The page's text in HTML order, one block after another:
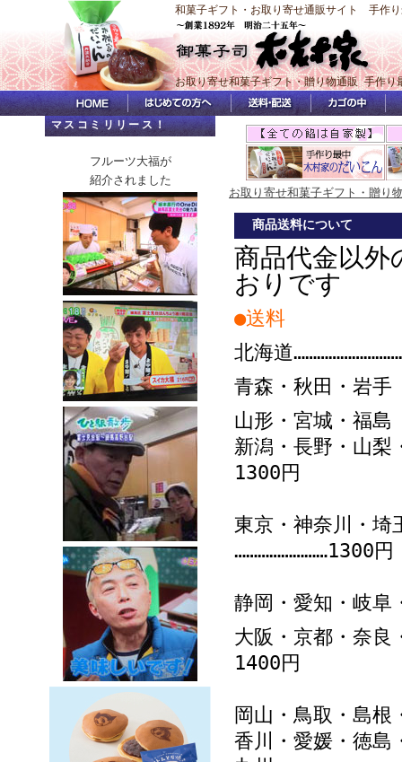
和菓子ギフト・お取り寄せ通販サイト 手作
お取り寄せ和菓子ギフト・贈り物通販 手作り
マスコミリリース！
フルーツ大福が
紹介されました
お取り寄せ和菓子ギフト・贈り
商品送料について
商品代金以外
おりです
●送料
北海道
青森・秋田・岩
山形・宮城・福
新潟・長野・山
1300円
東京・神奈川・埼
……………………1300
静岡・愛知・岐
大阪・京都・奈
1400円
岡山・鳥取・島
香川・愛媛・